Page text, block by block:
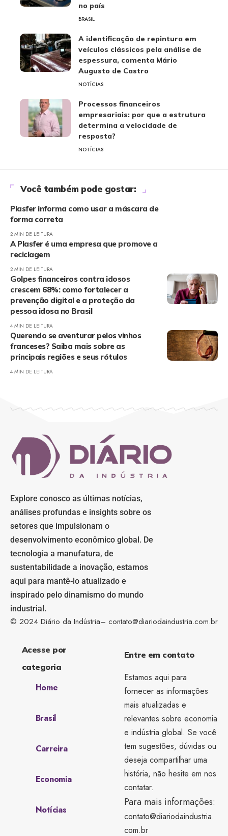
no país
BRASIL
A identificação de repintura em
veículos clássicos pela análise de
espessura, comenta Mário
Augusto de Castro
NOTÍCIAS
Processos financeiros
empresariais: por que a estrutura
determina a velocidade de
resposta?
NOTÍCIAS
Você também pode gostar:
Plasfer informa como usar a máscara de
forma correta
2 MIN DE LEITURA
A Plasfer é uma empresa que promove a
reciclagem
2 MIN DE LEITURA
Golpes financeiros contra idosos
crescem 68%: como fortalecer a
prevenção digital e a proteção da
pessoa idosa no Brasil
4 MIN DE LEITURA
Querendo se aventurar pelos vinhos
franceses? Saiba mais sobre as
principais regiões e seus rótulos
4 MIN DE LEITURA
Explore conosco as últimas notícias,
análises profundas e insights sobre os
setores que impulsionam o
desenvolvimento econômico global. De
tecnologia a manufatura, de
sustentabilidade a inovação, estamos
aqui para mantê-lo atualizado e
inspirado pelo dinamismo do mundo
industrial.
© 2024 Diário da Indústria– contato@diariodaindustria.com.br
Acesse por
categoria
Home
Brasil
Carreira
Economia
Notícias
Entre em contato
Estamos aqui para
fornecer as informações
mais atualizadas e
relevantes sobre economia
e indústria global. Se você
tem sugestões, dúvidas ou
deseja compartilhar uma
história, não hesite em nos
contatar.
Para mais informações:
contato@diariodaindustria.
com.br